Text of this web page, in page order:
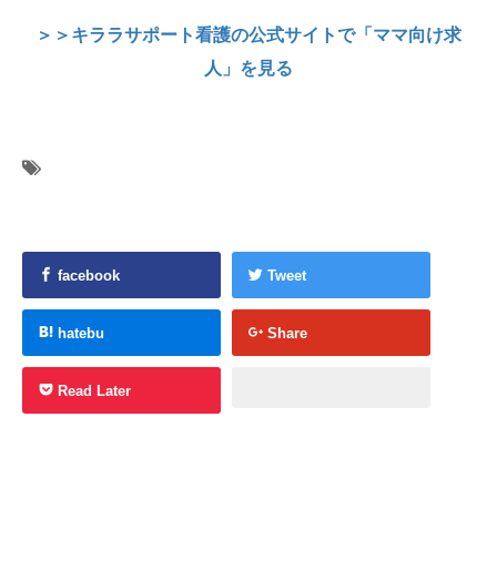
＞＞キララサポート看護の公式サイトで「ママ向け求
人」を見る
facebook Tweet
hatebu Share
Read Later